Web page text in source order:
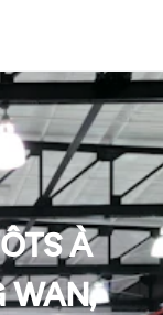
À
WAN,